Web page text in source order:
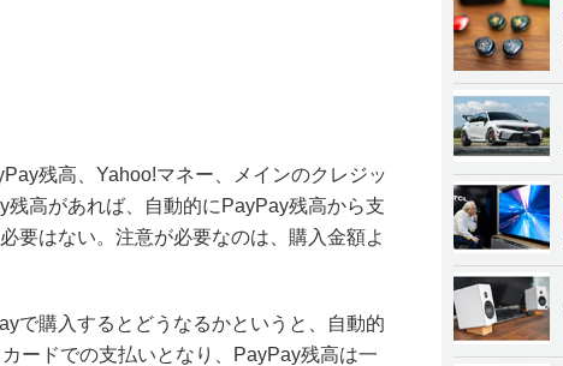
残高、Yahoo!マネー、メインのクレジッ
残高があれば、自動的にPayPay残高から支
要はない。注意が必要なのは、購入金額よ
で購入するとどうなるかというと、自動的
ードでの支払いとなり、PayPay残高は一